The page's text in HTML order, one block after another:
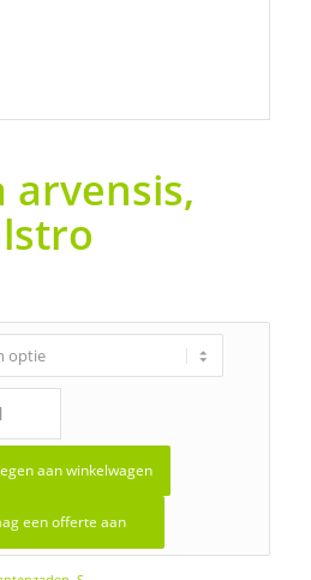
arvensis,
aan winkelwagen
een offerte aan